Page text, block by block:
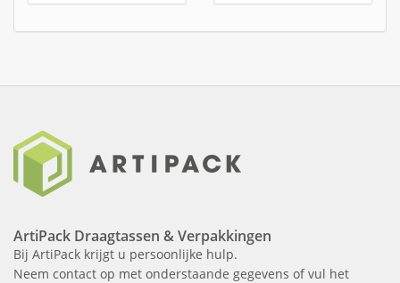
ArtiPack Draagtassen & Verpakkingen
Bij ArtiPack krijgt u persoonlijke hulp.
Neem contact op met onderstaande gegevens of vul het